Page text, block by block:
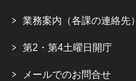
業務案内（各課の連絡先）
第2・第4土曜日開庁
メールでのお問合せ